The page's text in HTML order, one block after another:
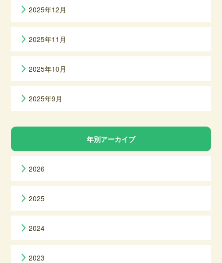
2025年12月
2025年11月
2025年10月
2025年9月
年別アーカイブ
2026
2025
2024
2023